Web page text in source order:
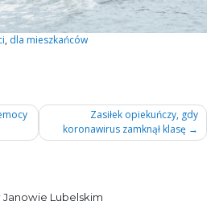
, dla mieszkańców
Zasiłek opiekuńczy, gdy
koronawirus zamknął klasę
Lubelskim